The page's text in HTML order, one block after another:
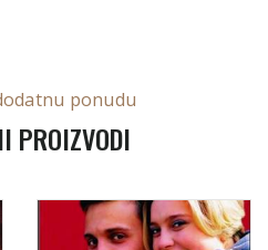
ponudu
PROIZVODI